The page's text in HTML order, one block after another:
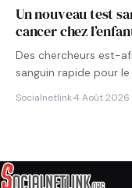
Un nouveau test
cancer chez
Des chercheurs est-
sanguin rapide pour
Socialnetlink·4 Août 2026